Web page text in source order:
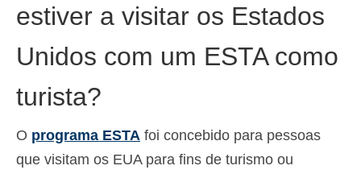
estiver a visitar os Estados
Unidos com um ESTA como
turista?
O programa ESTA foi concebido para pessoas
que visitam os EUA para fins de turismo ou